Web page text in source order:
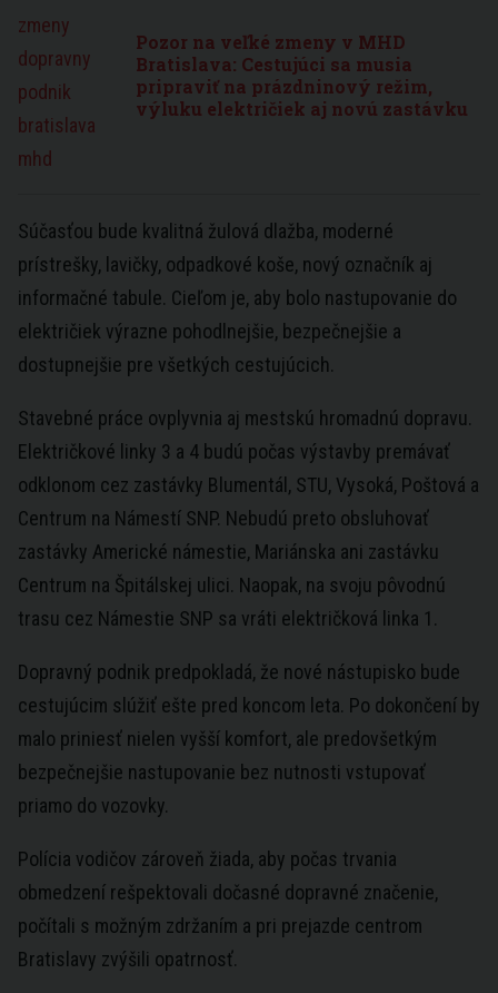
Pozor na veľké zmeny v MHD
Bratislava: Cestujúci sa musia
pripraviť na prázdninový režim,
výluku električiek aj novú zastávku
Súčasťou bude kvalitná žulová dlažba, moderné
prístrešky, lavičky, odpadkové koše, nový označník aj
informačné tabule. Cieľom je, aby bolo nastupovanie do
električiek výrazne pohodlnejšie, bezpečnejšie a
dostupnejšie pre všetkých cestujúcich.
Stavebné práce ovplyvnia aj mestskú hromadnú dopravu.
Električkové linky 3 a 4 budú počas výstavby premávať
odklonom cez zastávky Blumentál, STU, Vysoká, Poštová a
Centrum na Námestí SNP. Nebudú preto obsluhovať
zastávky Americké námestie, Mariánska ani zastávku
Centrum na Špitálskej ulici. Naopak, na svoju pôvodnú
trasu cez Námestie SNP sa vráti električková linka 1.
Dopravný podnik predpokladá, že nové nástupisko bude
cestujúcim slúžiť ešte pred koncom leta. Po dokončení by
malo priniesť nielen vyšší komfort, ale predovšetkým
bezpečnejšie nastupovanie bez nutnosti vstupovať
priamo do vozovky.
Polícia vodičov zároveň žiada, aby počas trvania
obmedzení rešpektovali dočasné dopravné značenie,
počítali s možným zdržaním a pri prejazde centrom
Bratislavy zvýšili opatrnosť.